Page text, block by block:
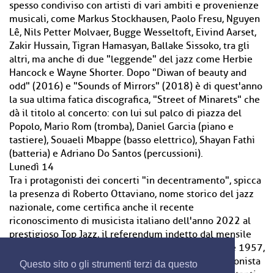
Questo sito o gli strumenti terzi da questo
spesso condiviso con artisti di vari ambiti e provenienze
musicali, come Markus Stockhausen, Paolo Fresu, Nguyen
Lê, Nils Petter Molvaer, Bugge Wesseltoft, Eivind Aarset,
Zakir Hussain, Tigran Hamasyan, Ballake Sissoko, tra gli
altri, ma anche di due "leggende" del jazz come Herbie
Hancock e Wayne Shorter. Dopo "Diwan of beauty and
odd" (2016) e "Sounds of Mirrors" (2018) è di quest'anno
la sua ultima fatica discografica, "Street of Minarets" che
dà il titolo al concerto: con lui sul palco di piazza del
Popolo, Mario Rom (tromba), Daniel Garcia (piano e
tastiere), Souaeli Mbappe (basso elettrico), Shayan Fathi
(batteria) e Adriano Do Santos (percussioni).
Lunedì 14
Tra i protagonisti dei concerti "in decentramento", spicca
la presenza di Roberto Ottaviano, nome storico del jazz
nazionale, come certifica anche il recente
riconoscimento di musicista italiano dell'anno 2022 al
prestigioso Top Jazz, il referendum indetto dal mensile
Musica Jazz tra i migliori esperti del settore. Classe 1957,
sulla scena musicale da oltre quarant'anni, il sassofonista